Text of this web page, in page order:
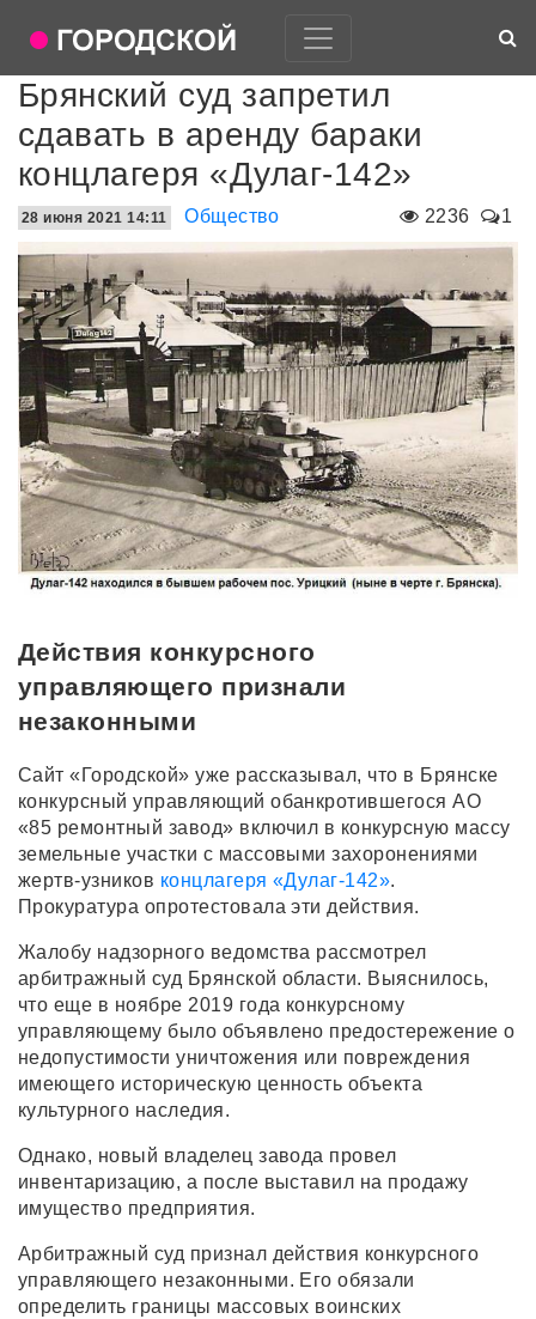
Брянский суд запретил
сдавать в аренду бараки
концлагеря «Дулаг-142»
2236 1
28 июня 2021 14:11 Общество
Действия конкурсного
управляющего признали
незаконными
Сайт «Городской» уже рассказывал, что в Брянске
конкурсный управляющий обанкротившегося АО
«85 ремонтный завод» включил в конкурсную массу
земельные участки с массовыми захоронениями
жертв-узников концлагеря «Дулаг-142».
Прокуратура опротестовала эти действия.
Жалобу надзорного ведомства рассмотрел
арбитражный суд Брянской области. Выяснилось,
что еще в ноябре 2019 года конкурсному
управляющему было объявлено предостережение о
недопустимости уничтожения или повреждения
имеющего историческую ценность объекта
культурного наследия.
Однако, новый владелец завода провел
инвентаризацию, а после выставил на продажу
имущество предприятия.
Арбитражный суд признал действия конкурсного
управляющего незаконными. Его обязали
определить границы массовых воинских